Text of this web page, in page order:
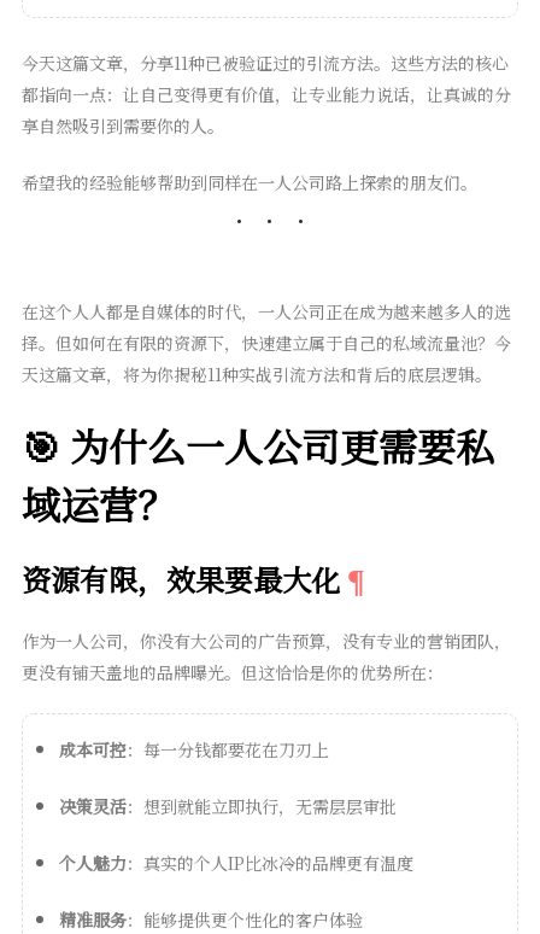
今天这篇文章，分享11种已被验证过的引流方法。这些方法的核心
都指向一点：让自己变得更有价值，让专业能力说话，让真诚的分
享自然吸引到需要你的人。
希望我的经验能够帮助到同样在一人公司路上探索的朋友们。
在这个人人都是自媒体的时代，一人公司正在成为越来越多人的选
择。但如何在有限的资源下，快速建立属于自己的私域流量池？今
天这篇文章，将为你揭秘11种实战引流方法和背后的底层逻辑。
🎯 为什么一人公司更需要私
域运营？
资源有限，效果要最大化
作为一人公司，你没有大公司的广告预算，没有专业的营销团队，
更没有铺天盖地的品牌曝光。但这恰恰是你的优势所在：
成本可控：每一分钱都要花在刀刃上
决策灵活：想到就能立即执行，无需层层审批
个人魅力：真实的个人IP比冰冷的品牌更有温度
精准服务：能够提供更个性化的客户体验